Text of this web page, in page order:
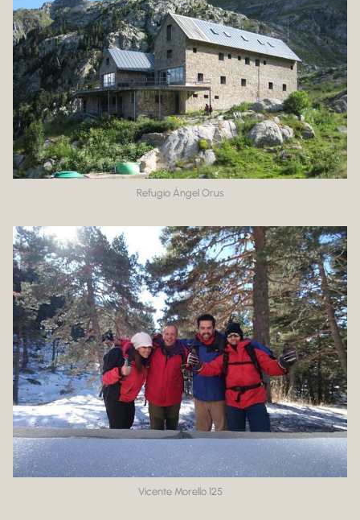
Refugio Ángel Orus
Vicente Morello 125